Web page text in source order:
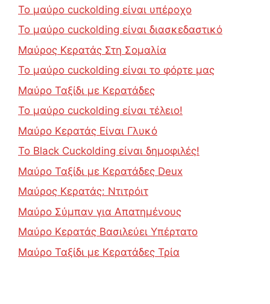
Το μαύρο cuckolding είναι υπέροχο
Το μαύρο cuckolding είναι διασκεδαστικό
Μαύρος Κερατάς Στη Σομαλία
Το μαύρο cuckolding είναι το φόρτε μας
Μαύρο Ταξίδι με Κερατάδες
Το μαύρο cuckolding είναι τέλειο!
Μαύρο Κερατάς Είναι Γλυκό
Το Black Cuckolding είναι δημοφιλές!
Μαύρο Ταξίδι με Κερατάδες Deux
Μαύρος Κερατάς: Ντιτρόιτ
Μαύρο Σύμπαν για Απατημένους
Μαύρο Κερατάς Βασιλεύει Υπέρτατο
Μαύρο Ταξίδι με Κερατάδες Τρία